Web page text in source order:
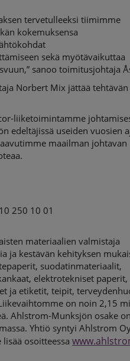
tervetulleeksi tiimimme
kokemuksensa
sekä myötävaikuttaa
sanoo toimitusjohtaja
Norbert Mix jättää tehtävän
liiketoimintamme
edeltäjissä useiden vuosien
maailman johtavan
250 10 01
materiaalien valmistaja
ja kestävän kehityksen
suodatinmateriaalit,
elektrotekniset paperit,
ja etiketit, teipit,
on noin 2,15
Ahlstrom-Munksjön osake on
Yhtiö syntyi Ahlstrom
lisää osoitteessa